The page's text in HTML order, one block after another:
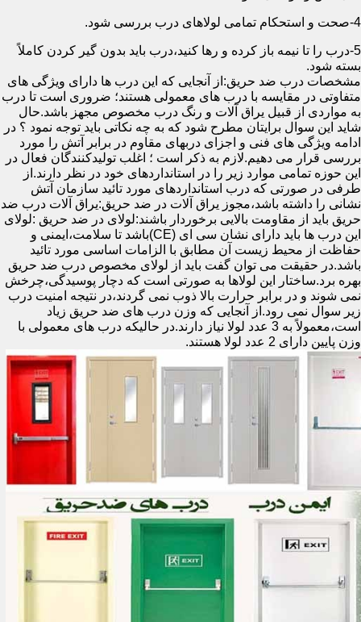
4-صحت و استحکام تمامی لولاهای درب بررسی شود.
5-درب را تا نیمه باز کرده و رها کنید،درب باید بدون گیر کردن کاملاً
بسته شود.
مشخصات درب ضد حریق:از آنجایی که این درب ها دارای ویژگی های
متفاوتی در مقایسه با درب های معمولی هستند؛ ضروری است تا درب
به مواردی از قبیل یراق آلات و رنگ درب مخصوص مجهز باشد.حال
شاید این سوال برایتان مطرح شود که به چه نکاتی باید توجه نمود ؟ در
ادامه ویژگی های فنی و اجزای دربهای مقاوم در برابر آتش را مورد
بررسی قرار می دهیم.لازم به ذکر است ؛ اغلب تولیدکنندگان فعال در
این حوزه تمامی موارد زیر را در استانداردهای خود در نظر دارند.از
طرفی در صورتی که درب استانداردهای مورد تائید سازمان آتش
نشانی را داشته باشد،مجوز یراق آلات در ضد حریق:یراق آلات درب ضد
حریق باید از مقاومت بالایی برخوردار باشند:لولای در ضد حریق :لولای
این درب ها باید دارای نشان سی ای (CE)باشد تا سلامت،ایمنی و
حفاظت از محیط زیست آن مطابق با الزامات اساسی مورد تائید
باشد.در حقیقت می توان گفت باید از لولای مخصوص درب ضد حریق
بهره برد.ساختار این لولاها به صورتی است که دچار پوسیدگی،چرخش
نمی شوند و در برابر حرارت بالا ذوب نمی گردند،در نتیجه امنیت درب
زیر سوال نمی رود.از آنجایی که وزن درب های ضد حریق زیاد
است،معمولاً به 3 عدد لولا نیاز دارند.در حالیکه درب های معمولی با
وزن پایین دارای 2 عدد لولا هستند.